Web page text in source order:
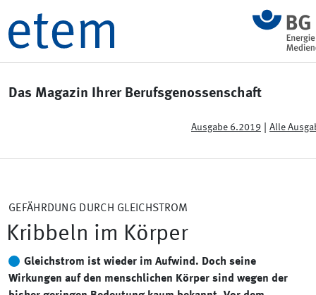
Das Magazin Ihrer Berufsgenossenschaft
Ausgabe 6.2019 Alle
GEFÄHRDUNG DURCH GLEICHSTROM
Kribbeln im Körper
Gleichstrom ist wieder im Aufwind. Doch seine
Wirkungen auf den menschlichen Körper sind wegen der